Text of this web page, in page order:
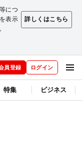
につ
表示
詳しくはこちら
員登録 ログイン
特集 ビジネス